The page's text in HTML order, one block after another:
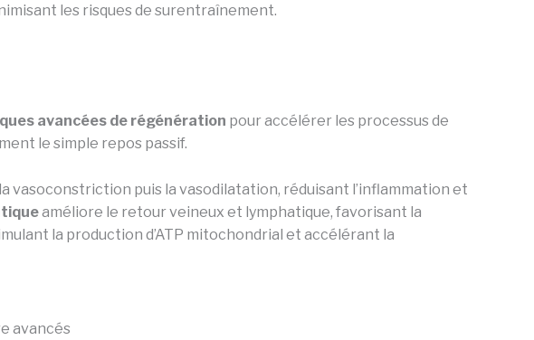
les risques de surentraînement.
avancées de régénération pour accélérer les processus de
le simple repos passif.
vasoconstriction puis la vasodilatation, réduisant l’inflammation et
améliore le retour veineux et lymphatique, favorisant la
la production d’ATP mitochondrial et accélérant la
avancés